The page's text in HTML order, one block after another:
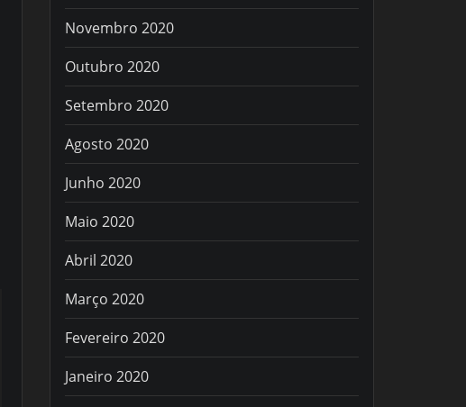
Novembro 2020
Outubro 2020
Setembro 2020
Agosto 2020
Junho 2020
Maio 2020
Abril 2020
Março 2020
Fevereiro 2020
Janeiro 2020